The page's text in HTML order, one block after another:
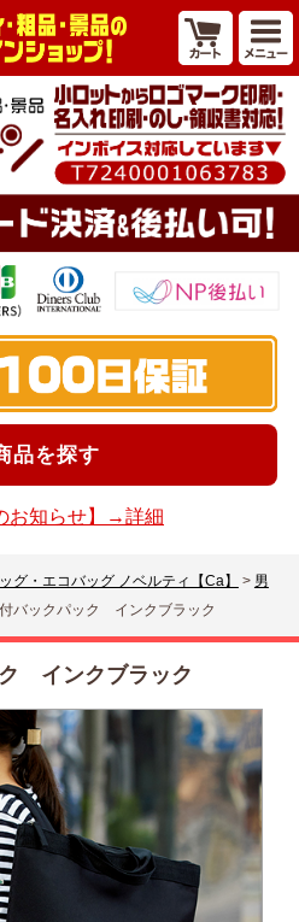
品を探す
お知らせ】→詳細
グ・エコバッグ ノベルティ【Ca】 > 男
バックパック インクブラック
インクブラック